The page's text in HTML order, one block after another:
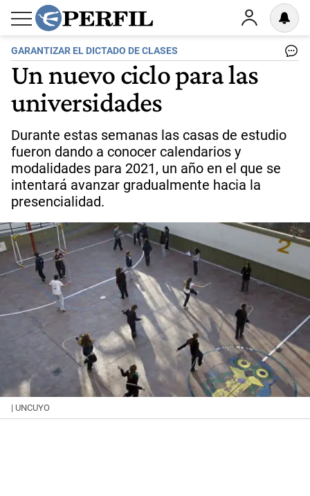
GARANTIZAR EL DICTADO DE CLASES
Un nuevo ciclo para las
universidades
Durante estas semanas las casas de estudio
fueron dando a conocer calendarios y
modalidades para 2021, un año en el que se
intentará avanzar gradualmente hacia la
presencialidad.
| UNCUYO